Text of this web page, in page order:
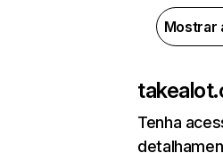
Mostrar
Tenha